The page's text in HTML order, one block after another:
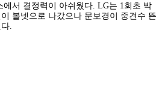
에서 결정력이 아쉬웠다. LG는 1회초 박
볼넷으로 나갔으나 문보경이 중견수 뜬
.